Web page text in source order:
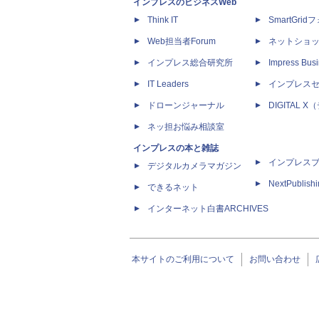
インプレスのビジネスWeb
Think IT
Web担当者Forum
インプレス総合研究所
IT Leaders
ドローンジャーナル
ネッ担お悩み相談室
インプレスの本と雑誌
デジタルカメラマガジン
できるネット
インターネット白書ARCHIVES
SmartGridフ
ネットショ
Impress
インプレス
DIGITAL X（
インプレス
本サイトのご利用について お問い合わせ